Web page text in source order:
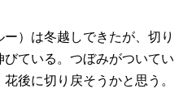
）は冬越しできたが、切り
ている。つぼみがついてい
後に切り戻そうかと思う。